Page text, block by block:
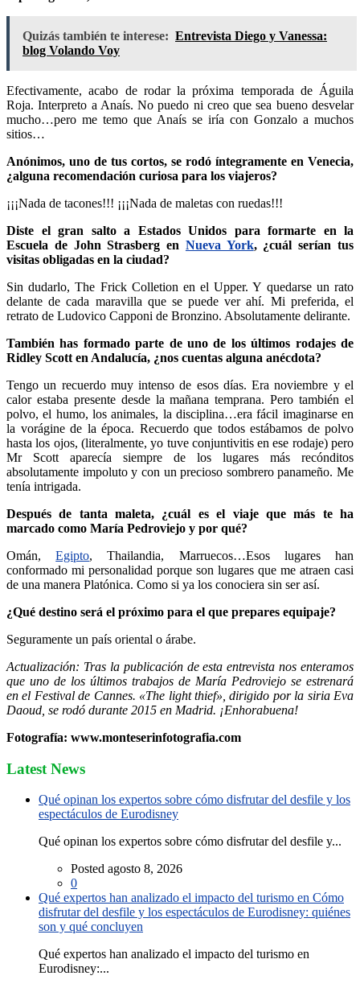
Quizás también te interese: Entrevista Diego y Vanessa:
blog Volando Voy
Efectivamente, acabo de rodar la próxima temporada de Águila
Roja. Interpreto a Anaís. No puedo ni creo que sea bueno desvelar
mucho…pero me temo que Anaís se iría con Gonzalo a muchos
sitios…
Anónimos, uno de tus cortos, se rodó íntegramente en Venecia,
¿alguna recomendación curiosa para los viajeros?
¡¡¡Nada de tacones!!! ¡¡¡Nada de maletas con ruedas!!!
Diste el gran salto a Estados Unidos para formarte en la
Escuela de John Strasberg en Nueva York, ¿cuál serían tus
visitas obligadas en la ciudad?
Sin dudarlo, The Frick Colletion en el Upper. Y quedarse un rato
delante de cada maravilla que se puede ver ahí. Mi preferida, el
retrato de Ludovico Capponi de Bronzino. Absolutamente delirante.
También has formado parte de uno de los últimos rodajes de
Ridley Scott en Andalucía, ¿nos cuentas alguna anécdota?
Tengo un recuerdo muy intenso de esos días. Era noviembre y el
calor estaba presente desde la mañana temprana. Pero también el
polvo, el humo, los animales, la disciplina…era fácil imaginarse en
la vorágine de la época. Recuerdo que todos estábamos de polvo
hasta los ojos, (literalmente, yo tuve conjuntivitis en ese rodaje) pero
Mr Scott aparecía siempre de los lugares más recónditos
absolutamente impoluto y con un precioso sombrero panameño. Me
tenía intrigada.
Después de tanta maleta, ¿cuál es el viaje que más te ha
marcado como María Pedroviejo y por qué?
Omán,Egipto, Thailandia, Marruecos…Esos lugares han
conformado mi personalidad porque son lugares que me atraen casi
de una manera Platónica. Como si ya los conociera sin ser así.
¿Qué destino será el próximo para el que prepares equipaje?
Seguramente un país oriental o árabe.
Actualización: Tras la publicación de esta entrevista nos enteramos
que uno de los últimos trabajos de María Pedroviejo se estrenará
en el Festival de Cannes. «The light thief», dirigido por la siria Eva
Daoud, se rodó durante 2015 en Madrid. ¡Enhorabuena!
Fotografía: www.monteserinfotografia.com
Latest News
Qué opinan los expertos sobre cómo disfrutar del desfile y los
espectáculos de Eurodisney
Qué opinan los expertos sobre cómo disfrutar del desfile y...
Posted agosto 8, 2026
0
Qué expertos han analizado el impacto del turismo en Cómo
disfrutar del desfile y los espectáculos de Eurodisney: quiénes
son y qué concluyen
Qué expertos han analizado el impacto del turismo en
Eurodisney:...